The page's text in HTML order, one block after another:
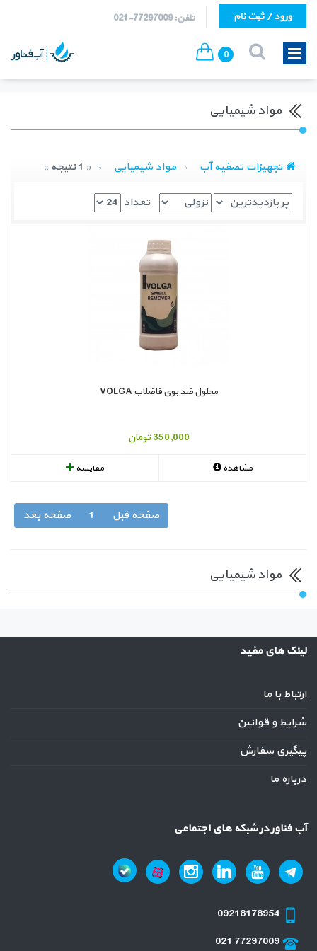
تلفن: 77297009-021 ورود / ثبت نام
0
مواد شیمیایی
تجهیزات تصفیه آب مواد شیمیایی « 1 نتیجه »
تعداد
محلول ضد بوی فاضلاب VOLGA
350,000 تومان
مقایسه مشاهده
صفحه قبل 1 صفحه بعد
مواد شیمیایی
لینک های مفید
ارتباط با ما
شرایط و قوانین
پیگیری سفارش
درباره ما
آب فناور در شبکه های اجتماعی
09218178954
021 77297009